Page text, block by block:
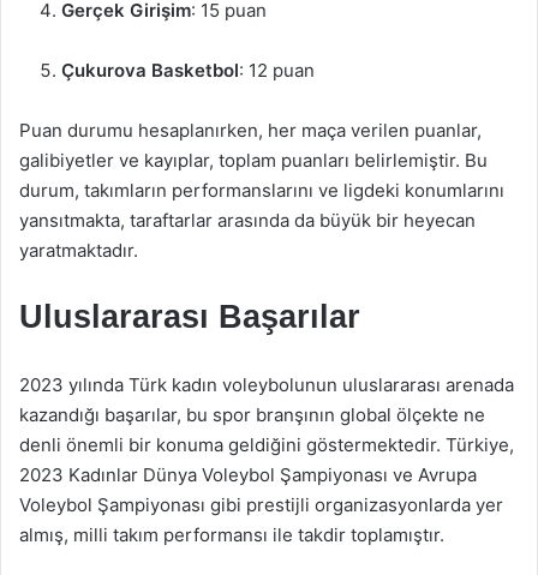
Gerçek Girişim: 15 puan
Çukurova Basketbol: 12 puan
Puan durumu hesaplanırken, her maça verilen puanlar,
galibiyetler ve kayıplar, toplam puanları belirlemiştir. Bu
durum, takımların performanslarını ve ligdeki konumlarını
yansıtmakta, taraftarlar arasında da büyük bir heyecan
yaratmaktadır.
Uluslararası Başarılar
2023 yılında Türk kadın voleybolunun uluslararası arenada
kazandığı başarılar, bu spor branşının global ölçekte ne
denli önemli bir konuma geldiğini göstermektedir. Türkiye,
2023 Kadınlar Dünya Voleybol Şampiyonası ve Avrupa
Voleybol Şampiyonası gibi prestijli organizasyonlarda yer
almış, milli takım performansı ile takdir toplamıştır.